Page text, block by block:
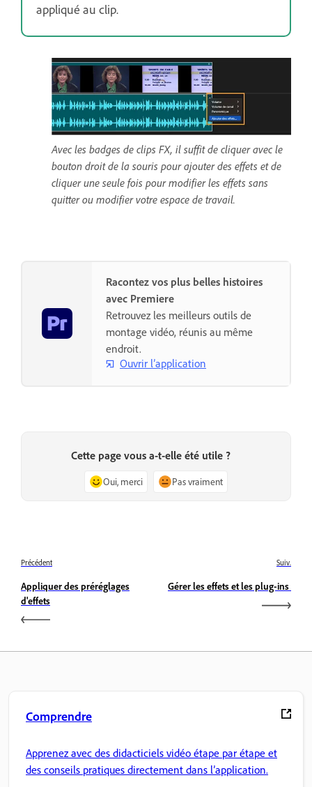
appliqué au clip.
Avec les badges de clips FX, il suffit de cliquer avec le
bouton droit de la souris pour ajouter des effets et de
cliquer une seule fois pour modifier les effets sans
quitter ou modifier votre espace de travail.
Racontez vos plus belles histoires
avec Premiere
Retrouvez les meilleurs outils de
montage vidéo, réunis au même
endroit.
Ouvrir l’application
Cette page vous a-t-elle été utile ?
Oui, merci Pas vraiment
Précédent
Appliquer des préréglages
d'effets
Suiv.
Gérer les effets et les plug-ins
Comprendre
Apprenez avec des didacticiels vidéo étape par étape et
des conseils pratiques directement dans l’application.